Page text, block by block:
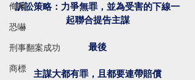
侮辱
恐嚇
刑事翻案成功
商標
訴訟策略：力爭無罪，並為受害的下線一
起聯合提告主謀
最後
主謀大都有罪，且都要連帶賠償